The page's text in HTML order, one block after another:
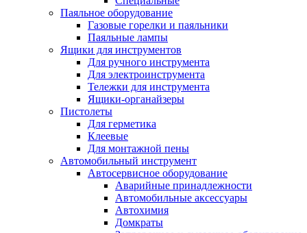
Паяльное оборудование
Газовые горелки и паяльники
Паяльные лампы
Ящики для инструментов
Для ручного инструмента
Для электроинструмента
Тележки для инструмента
Ящики-органайзеры
Пистолеты
Для герметика
Клеевые
Для монтажной пены
Автомобильный инструмент
Автосервисное оборудование
Аварийные принадлежности
Автомобильные аксессуары
Автохимия
Домкраты